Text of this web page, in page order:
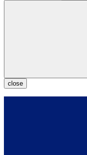
close